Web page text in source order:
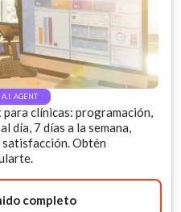
A.I. AGENT
clínicas: programación,
día, 7 días a la semana,
satisfacción. Obtén
completo